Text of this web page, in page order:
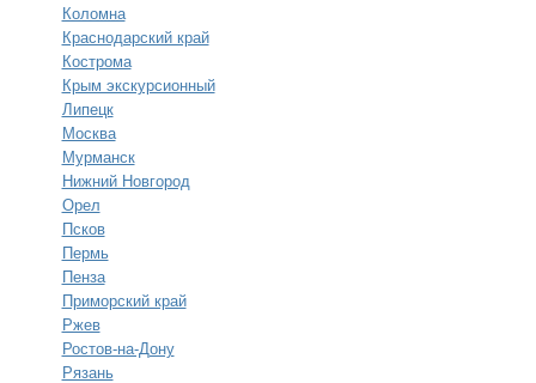
Коломна
Краснодарский край
Кострома
Крым экскурсионный
Липецк
Москва
Мурманск
Нижний Новгород
Орел
Псков
Пермь
Пенза
Приморский край
Ржев
Ростов-на-Дону
Рязань